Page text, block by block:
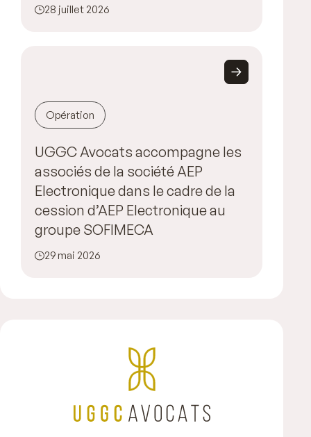
28 juillet 2026
Opération
UGGC Avocats accompagne les
associés de la société AEP
Electronique dans le cadre de la
cession d’AEP Electronique au
groupe SOFIMECA
29 mai 2026